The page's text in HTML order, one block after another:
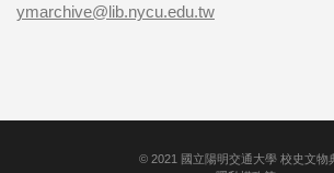
ymarchive@lib.nycu.edu.tw
© 2021 國立陽明交通大學 校史文物